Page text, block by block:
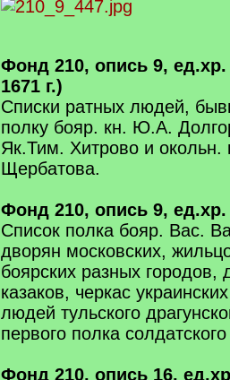
Фонд 210, опись 9, ед.хр.
1671 г.)
Списки ратных людей,
полку бояр. кн. Ю.А.
Як.Тим. Хитрово и
Щербатова.
Фонд 210, опись 9, ед.хр.
Список полка бояр. Вас.
дворян московских,
боярских разных городов,
казаков, черкас
людей тульского
первого полка
Фонд 210, опись 16,